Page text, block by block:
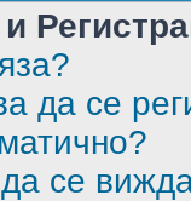
да се
се